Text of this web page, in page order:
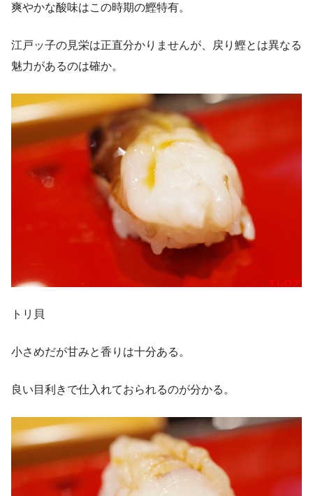
爽やかな酸味はこの時期の鰹特有。
江戸ッ子の見栄は正直分かりませんが、戻り鰹とは異なる
魅力があるのは確か。
トリ貝
小さめだが甘みと香りは十分ある。
良い目利きで仕入れておられるのが分かる。